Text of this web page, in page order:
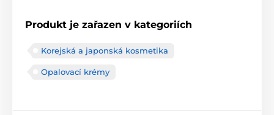
Produkt je zařazen v kategoriích
Korejská a japonská kosmetika
Opalovací krémy